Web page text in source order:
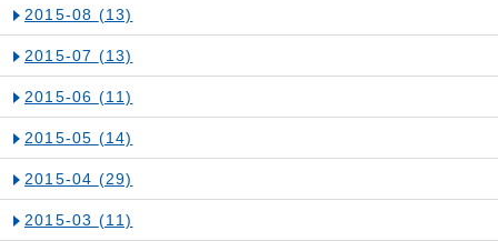
2015-08 (13)
2015-07 (13)
2015-06 (11)
2015-05 (14)
2015-04 (29)
2015-03 (11)